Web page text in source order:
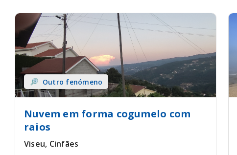
Outro fenómeno
Nuvem em forma cogumelo com
raios
Viseu, Cinfães